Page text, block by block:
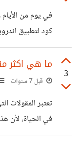
تقدر- انت
وجهي،
في يوم من
كود لتطبيق
ازرار معينه و
تنبيه قبل ظهور
المشروع و ارسل
الموجوده في
الإصدارات
3
ما هي اكثر
قبل 7 سنوات
تعتبر المقولات
في الحياة، لأن
اكثر الأقوال